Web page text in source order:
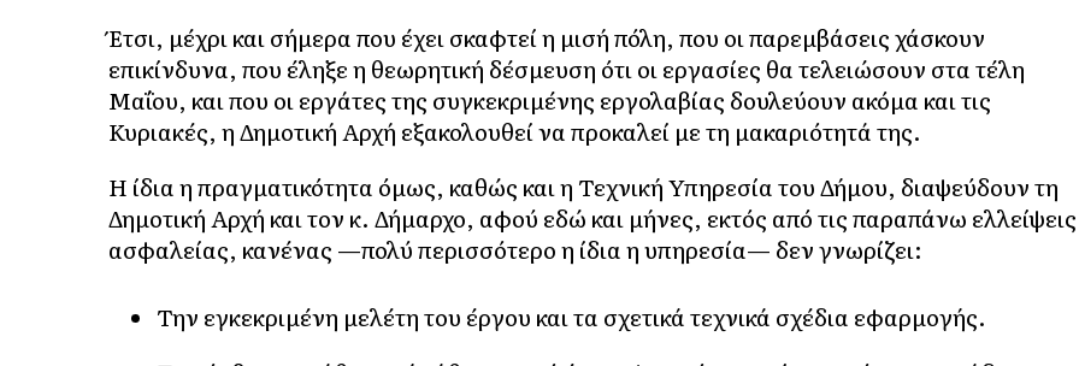
Έτσι, μέχρι και σήμερα που έχει σκαφτεί η μισή πόλη, που οι παρεμβάσεις χάσκουν
επικίνδυνα, που έληξε η θεωρητική δέσμευση ότι οι εργασίες θα τελειώσουν στα τέλη
Μαΐου, και που οι εργάτες της συγκεκριμένης εργολαβίας δουλεύουν ακόμα και τις
Κυριακές, η Δημοτική Αρχή εξακολουθεί να προκαλεί με τη μακαριότητά της.
Η ίδια η πραγματικότητα όμως, καθώς και η Τεχνική Υπηρεσία του Δήμου, διαψεύδουν τη
Δημοτική Αρχή και τον κ. Δήμαρχο, αφού εδώ και μήνες, εκτός από τις παραπάνω ελλείψεις
ασφαλείας, κανένας —πολύ περισσότερο η ίδια η υπηρεσία— δεν γνωρίζει:
Την εγκεκριμένη μελέτη του έργου και τα σχετικά τεχνικά σχέδια εφαρμογής.